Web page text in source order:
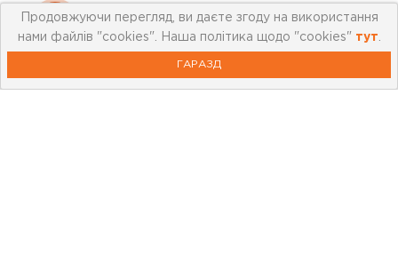
класичний: це означає, що отвір для зливу
води ви будете закривати класичною
пробкою. Зрештою це чи не найдешевше
Продовжуючи перегляд, ви даєте згоду на використання
нами файлів "cookies". Наша політика щодо "cookies" тут
ГАРАЗД